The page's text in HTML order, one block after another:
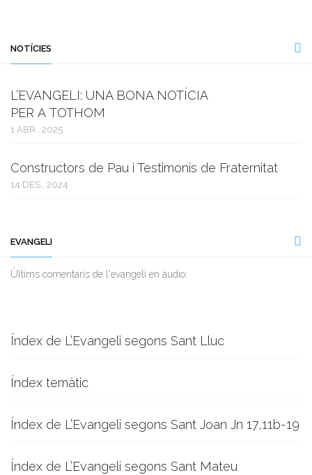
NOTÍCIES
L’EVANGELI: UNA BONA NOTÍCIA
PER A TOTHOM
1 ABR., 2025
Constructors de Pau i Testimonis de Fraternitat
14 DES., 2024
EVANGELI
Ùltims comentaris de l'evangeli en àudio:
Índex de L’Evangeli segons Sant Lluc
Índex temàtic
Índex de L’Evangeli segons Sant Joan Jn 17,11b-19
Índex de L’Evangeli segons Sant Mateu